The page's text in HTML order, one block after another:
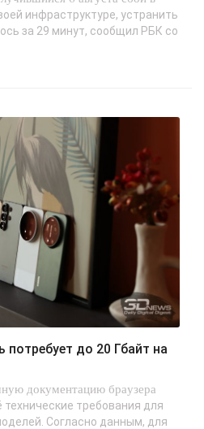
инфраструктуре, устранить
за 29 минут, сообщил РБК со
документацию браузера
требования для
Согласно данным, для